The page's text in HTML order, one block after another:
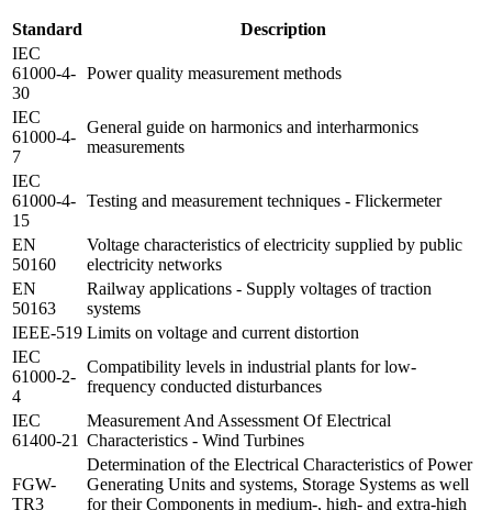
Standard
Description
IEC
61000-4-
30
Power quality measurement methods
IEC
61000-4-
7
General guide on harmonics and interharmonics
measurements
IEC
61000-4-
15
Testing and measurement techniques - Flickermeter
EN
50160
Voltage characteristics of electricity supplied by public
electricity networks
EN
50163
Railway applications - Supply voltages of traction
systems
IEEE-519 Limits on voltage and current distortion
IEC
61000-2-
4
Compatibility levels in industrial plants for low-
frequency conducted disturbances
IEC
61400-21
Measurement And Assessment Of Electrical
Characteristics - Wind Turbines
FGW-
TR3
Determination of the Electrical Characteristics of Power
Generating Units and systems, Storage Systems as well
for their Components in medium-, high- and extra-high